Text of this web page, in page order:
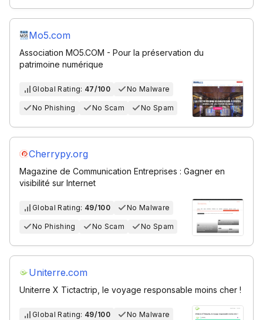
Mo5.com
Association MO5.COM - Pour la préservation du
patrimoine numérique
Global Rating: 47/100 No Malware
No Phishing No Scam No Spam
Cherrypy.org
Magazine de Communication Entreprises : Gagner en
visibilité sur Internet
Global Rating: 49/100 No Malware
No Phishing No Scam No Spam
Uniterre.com
Uniterre X Tictactrip, le voyage responsable moins cher !
Global Rating: 49/100 No Malware